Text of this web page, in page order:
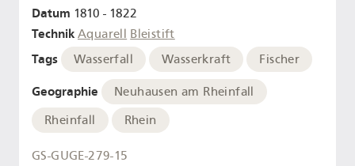
Datum 1810 - 1822
Technik Aquarell Bleistift
Tags Wasserfall Wasserkraft Fischer
Geographie
Neuhausen am Rheinfall
Rheinfall
Rhein
GS-GUGE-279-15